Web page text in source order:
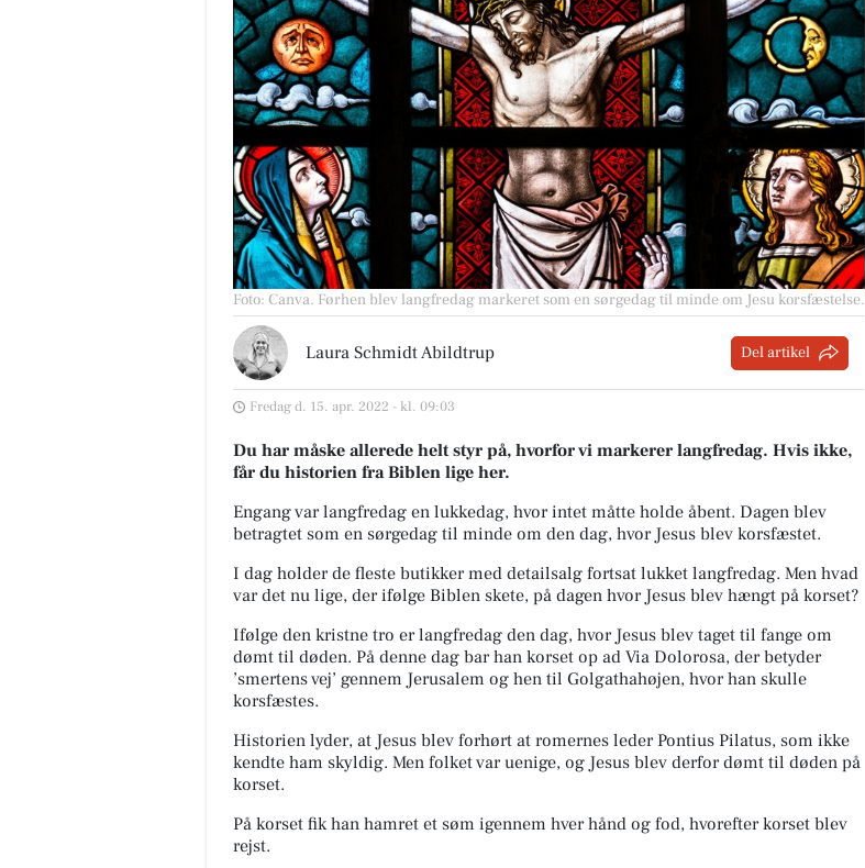
Foto: Canva. Førhen blev langfredag markeret som en sørgedag til minde om Jesu korsfæstelse.
Laura Schmidt Abildtrup Del artikel
Fredag d. 15. apr. 2022 - kl. 09:03
Du har måske allerede helt styr på, hvorfor vi markerer langfredag. Hvis ikke,
får du historien fra Biblen lige her.
Engang var langfredag en lukkedag, hvor intet måtte holde åbent. Dagen blev
betragtet som en sørgedag til minde om den dag, hvor Jesus blev korsfæstet.
I dag holder de fleste butikker med detailsalg fortsat lukket langfredag. Men hvad
var det nu lige, der ifølge Biblen skete, på dagen hvor Jesus blev hængt på korset?
Ifølge den kristne tro er langfredag den dag, hvor Jesus blev taget til fange om
dømt til døden. På denne dag bar han korset op ad Via Dolorosa, der betyder
’smertens vej’ gennem Jerusalem og hen til Golgathahøjen, hvor han skulle
korsfæstes.
Historien lyder, at Jesus blev forhørt at romernes leder Pontius Pilatus, som ikke
kendte ham skyldig. Men folket var uenige, og Jesus blev derfor dømt til døden på
korset.
På korset fik han hamret et søm igennem hver hånd og fod, hvorefter korset blev
rejst.